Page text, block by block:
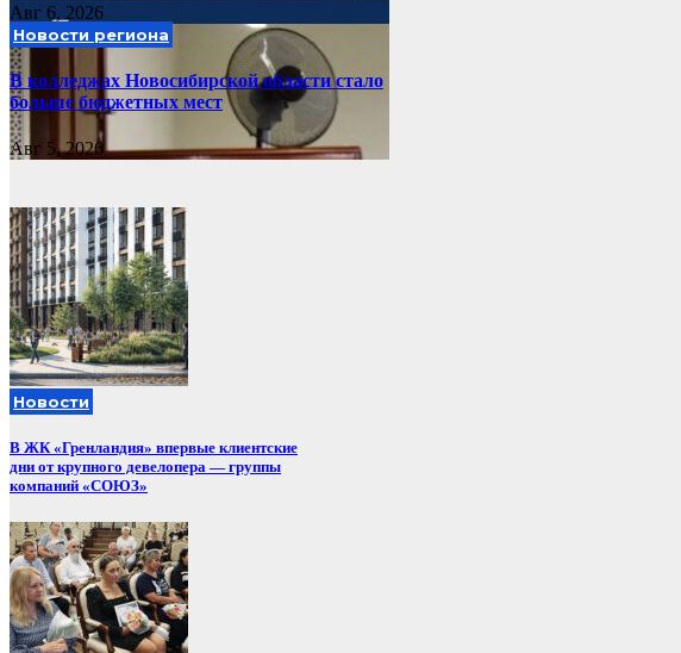
Авг 6, 2026
Новости региона
В колледжах Новосибирской области стало
больше бюджетных мест
Авг 5, 2026
Новости
В ЖК «Гренландия» впервые клиентские
дни от крупного девелопера — группы
компаний «СОЮЗ»